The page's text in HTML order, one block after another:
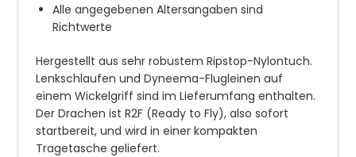
Alle angegebenen Altersangaben sind
Richtwerte
Hergestellt aus sehr robustem Ripstop-Nylontuch.
Lenkschlaufen und Dyneema-Flugleinen auf
einem Wickelgriff sind im Lieferumfang enthalten.
Der Drachen ist R2F (Ready to Fly), also sofort
startbereit, und wird in einer kompakten
Tragetasche geliefert.